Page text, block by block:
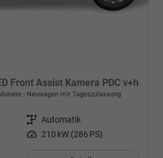
Front Assist Kamera PDC v+h
Neuwagen mit Tageszulassung
Getriebe Automatik
Leistung 210 kW (286 PS)